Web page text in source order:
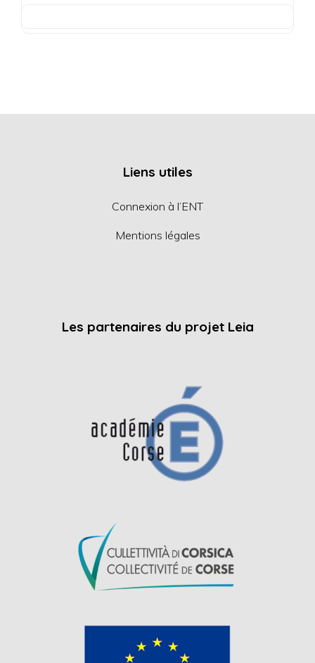
Liens utiles
Connexion à l’ENT
Mentions légales
Les partenaires du projet Leia